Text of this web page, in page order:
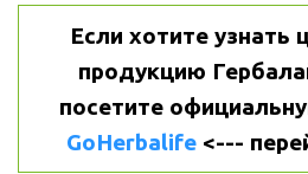
Если хотите узнать
продукцию
GoHerbalife <---